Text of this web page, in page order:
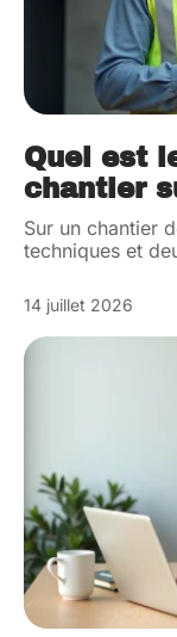
Quel est
chantier
Sur un chantier
techniques et
14 juillet 2026